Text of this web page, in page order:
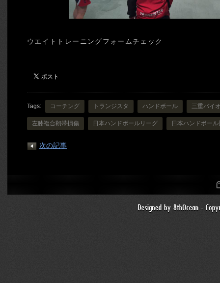
ウエイトトレーニングフォームチェック
Tags: コーチング トランジスタ ハンドボール 三重バイ
左膝複合靭帯損傷 日本ハンドボールリーグ 日本ハンドボー
次の記事